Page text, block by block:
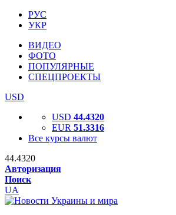
РУС
УКР
ВИДЕО
ФОТО
ПОПУЛЯРНЫЕ
СПЕЦПРОЕКТЫ
USD
USD 44.4320
EUR 51.3316
Все курсы валют
44.4320
Авторизация
Поиск
UA